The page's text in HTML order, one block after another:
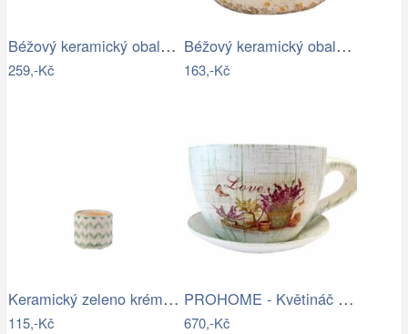
Béžový keramický obal na květináč s…
259,-Kč
Béžový keramický obal na květináč se…
163,-Kč
Keramický zeleno krémový květináč se…
115,-Kč
PROHOME - Květináč hrnek Levandule
670,-Kč